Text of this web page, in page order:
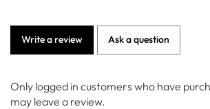
Write a review Ask a question
Only logged in customers who have
may leave a review.